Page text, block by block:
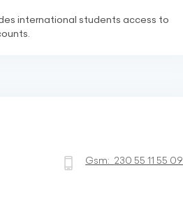
international students access to
Gsm: 230 55 11 55 09